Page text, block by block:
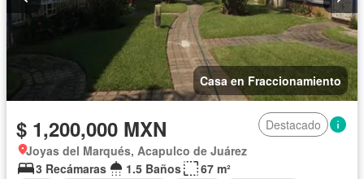
Casa en Fraccionamiento
$ 1,200,000 MXN
Destacado
Joyas del Marqués, Acapulco de Juárez
3 Recámaras
1.5 Baños
67 m²